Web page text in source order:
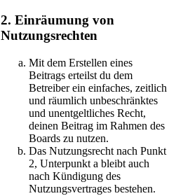
2. Einräumung von
Nutzungsrechten
Mit dem Erstellen eines
Beitrags erteilst du dem
Betreiber ein einfaches, zeitlich
und räumlich unbeschränktes
und unentgeltliches Recht,
deinen Beitrag im Rahmen des
Boards zu nutzen.
Das Nutzungsrecht nach Punkt
2, Unterpunkt a bleibt auch
nach Kündigung des
Nutzungsvertrages bestehen.